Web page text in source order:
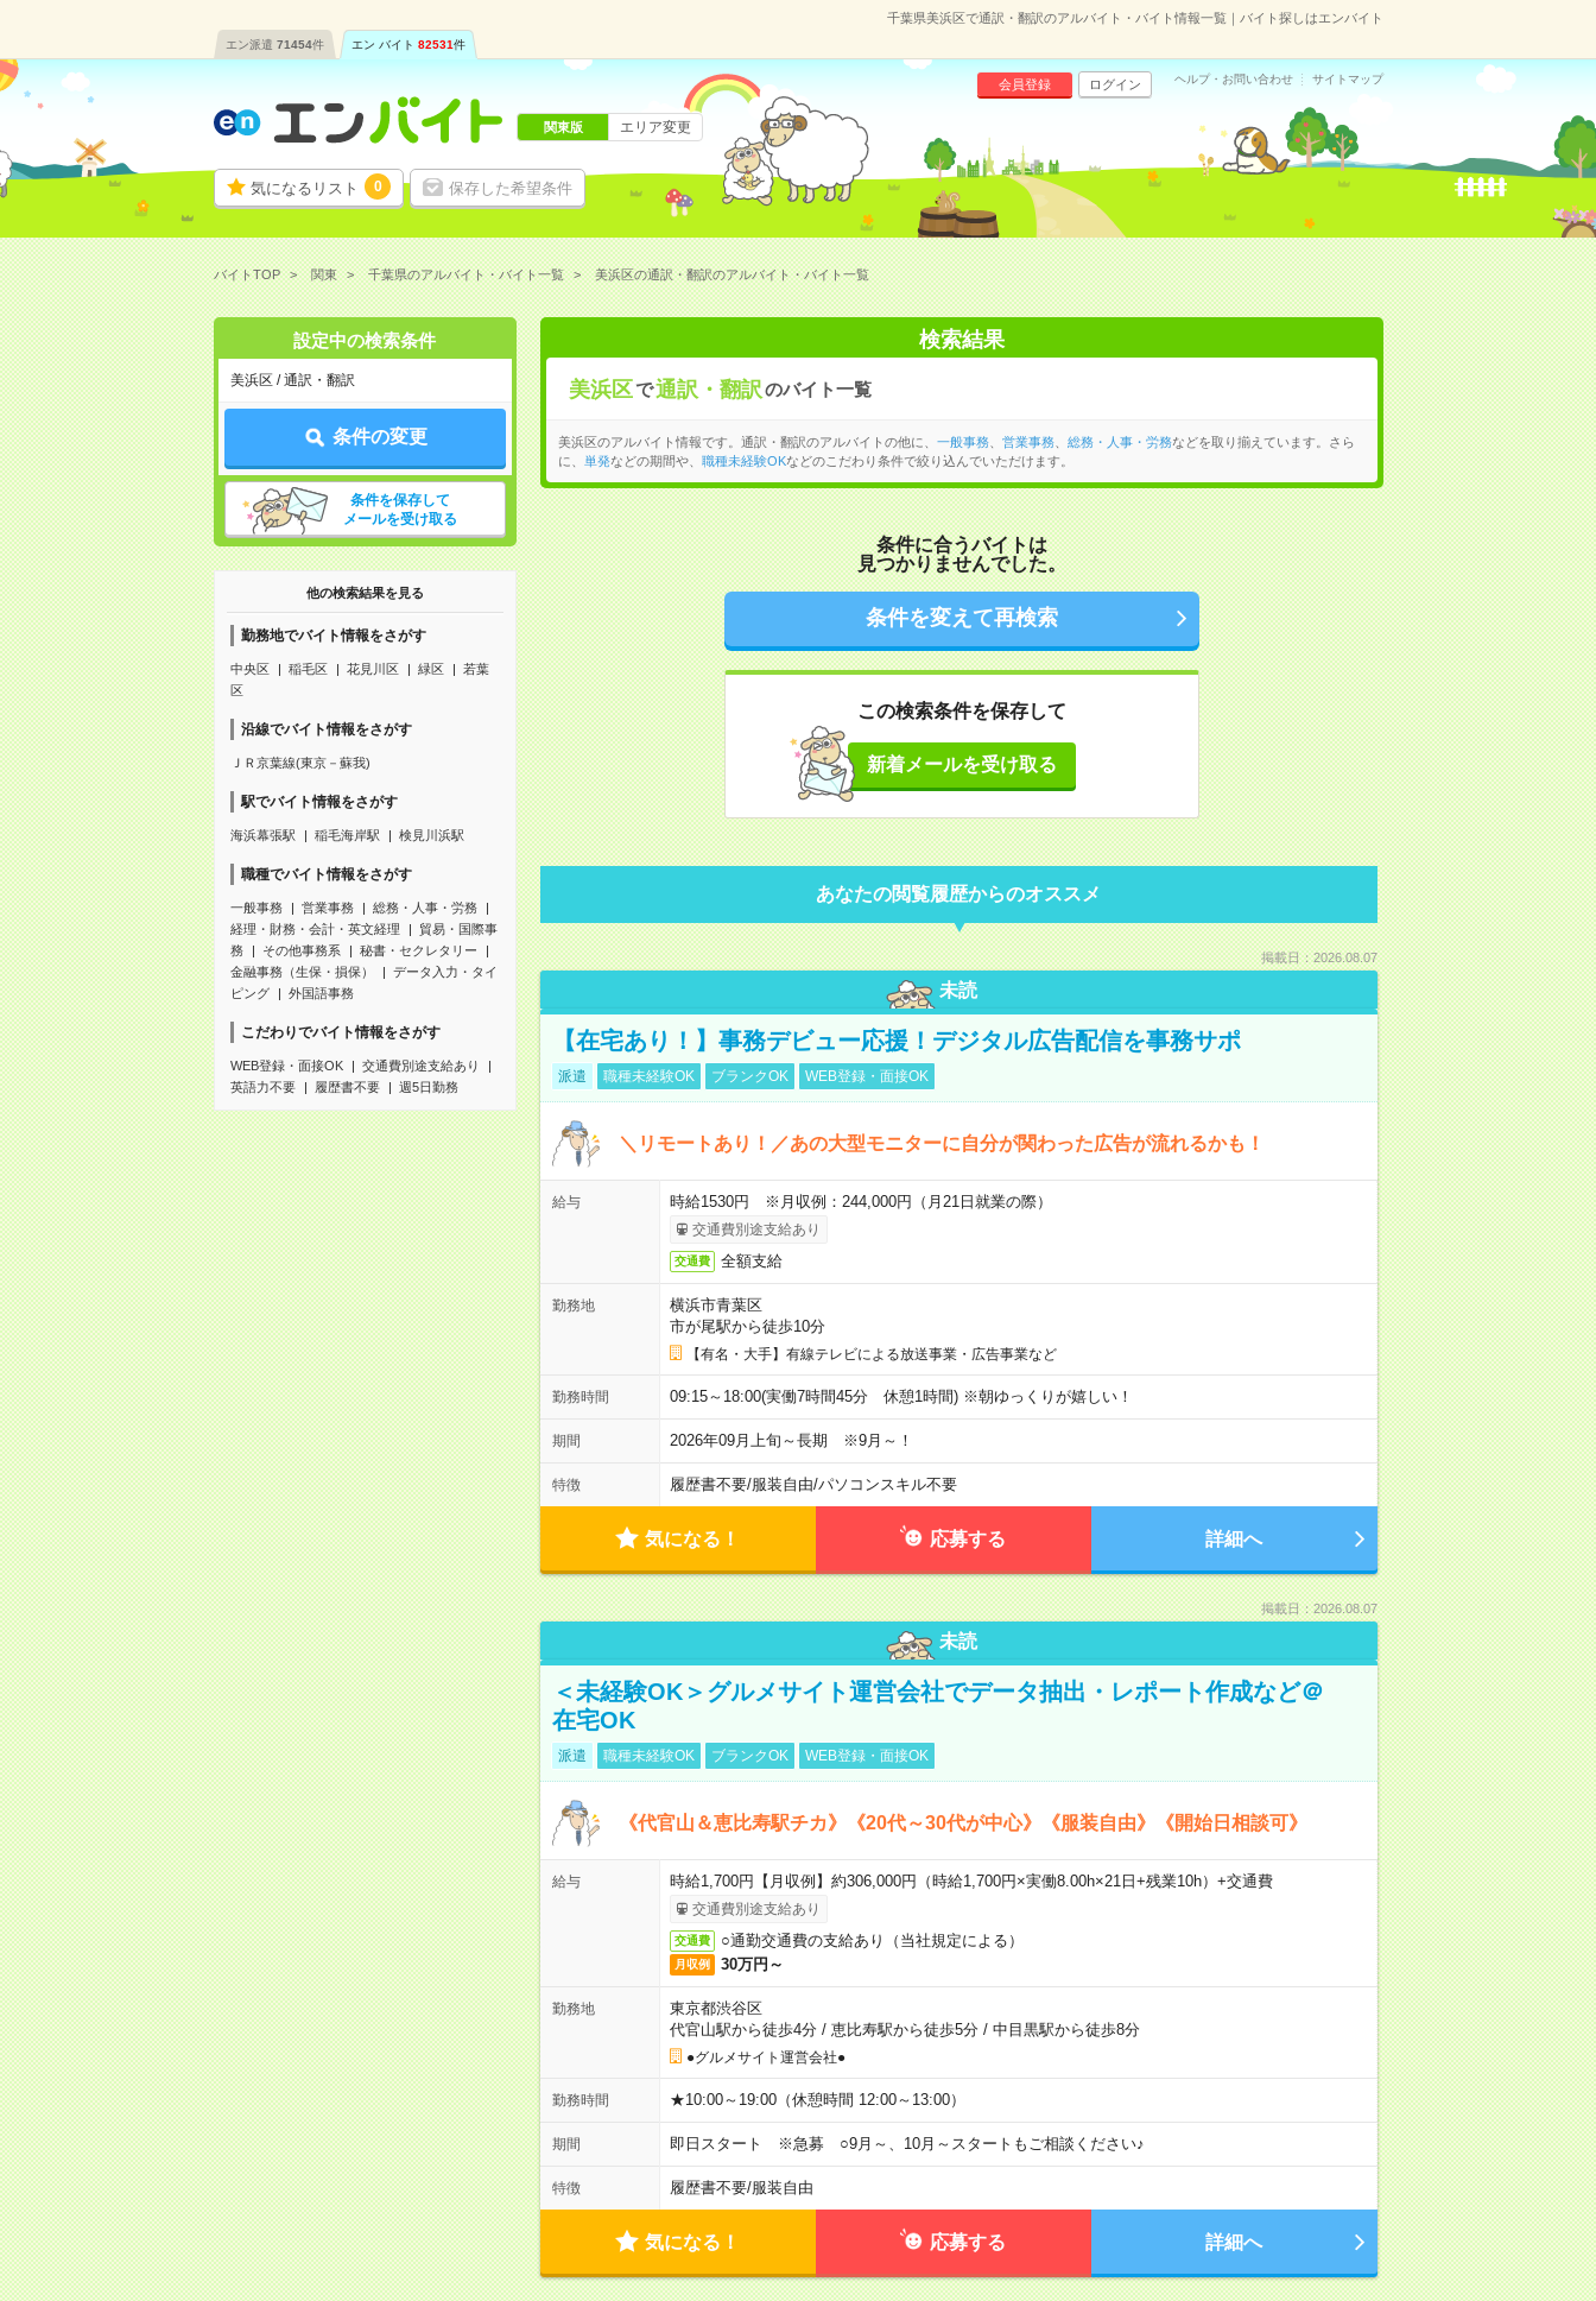
千葉県美浜区で通訳・翻訳のアルバイト・バイト情報一覧｜バイト探しはエンバイト
エン派遣 71454件 エン バイト 82531件
気になるリスト 0 保存した希望条件
会員登録 ログイン ヘルプ・お問い合わせ サイトマップ
関東版 エリア変更
バイトTOP 関東 千葉県のアルバイト・バイト一覧 美浜区の通訳・翻訳のアルバイト・バイト一覧
設定中の検索条件
美浜区 / 通訳・翻訳
条件の変更
条件を保存して
メールを受け取る
他の検索結果を見る
勤務地でバイト情報をさがす
中央区 稲毛区 花見川区 緑区
若葉
区
沿線でバイト情報をさがす
ＪＲ京葉線(東京－蘇我)
駅でバイト情報をさがす
海浜幕張駅 稲毛海岸駅 検見川浜駅
職種でバイト情報をさがす
一般事務 営業事務
総務・人事・労務
経理・財務・会計・英文経理
貿易・国際事
務
その他事務系
秘書・セクレタリー
金融事務（生保・損保）
データ入力・タイ
ピング
外国語事務
こだわりでバイト情報をさがす
WEB登録・面接OK
交通費別途支給あり
英語力不要
履歴書不要 週5日勤務
検索結果
美浜区で通訳・翻訳のバイト一覧
美浜区のアルバイト情報です。通訳・翻訳のアルバイトの他に、 一般事務、 営業事務、 総務・人事・労務などを取り揃えています。さら
に、
単発などの期間や、 職種未経験OKなどのこだわり条件で絞り込んでいただけます。
条件に合うバイトは
見つかりませんでした。
条件を変えて再検索
この検索条件を保存して
新着メールを受け取る
あなたの閲覧履歴からのオススメ
掲載日：2026.08.07
未読
【在宅あり！】事務デビュー応援！デジタル広告配信を事務サポ
派遣 職種未経験OK ブランクOK WEB登録・面接OK
＼リモートあり！／あの大型モニターに自分が関わった広告が流れるかも！
給与 時給1530円 ※月収例：244,000円（月21日就業の際）
交通費別途支給あり
交通費 全額支給
勤務地
横浜市青葉区
市が尾駅から徒歩10分
【有名・大手】有線テレビによる放送事業・広告事業など
勤務時間 09:15～18:00(実働7時間45分 休憩1時間) ※朝ゆっくりが嬉しい！
期間 2026年09月上旬～長期 ※9月～！
特徴 履歴書不要/服装自由/パソコンスキル不要
気になる！ 応募する 詳細へ
掲載日：2026.08.07
未読
＜未経験OK＞グルメサイト運営会社でデータ抽出・レポート作成など＠
在宅OK
派遣 職種未経験OK ブランクOK WEB登録・面接OK
《代官山＆恵比寿駅チカ》《20代～30代が中心》《服装自由》《開始日相談可》
給与 時給1,700円【月収例】約306,000円（時給1,700円×実働8.00h×21日+残業10h）+交通費
交通費別途支給あり
交通費 ○通勤交通費の支給あり（当社規定による）
月収例 30万円～
勤務地
東京都渋谷区
代官山駅から徒歩4分/ 恵比寿駅から徒歩5分/ 中目黒駅から徒歩8分
●グルメサイト運営会社●
勤務時間 ★10:00～19:00（休憩時間 12:00～13:00）
期間 即日スタート ※急募 ○9月～、10月～スタートもご相談ください♪
特徴 履歴書不要/服装自由
気になる！ 応募する 詳細へ